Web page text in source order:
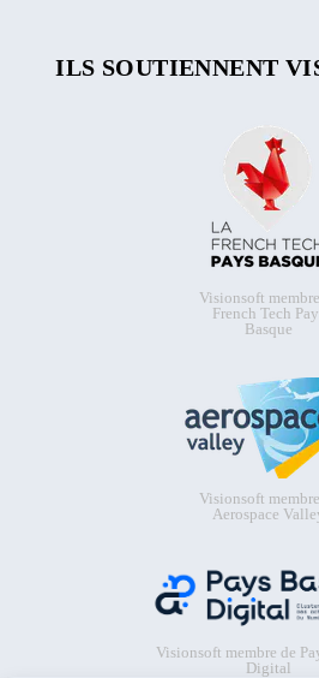
ILS SOUTIENNENT
Visionsoft
French Tech
Basque
Visionsoft
Aerospace
Visionsoft membre de
Digital